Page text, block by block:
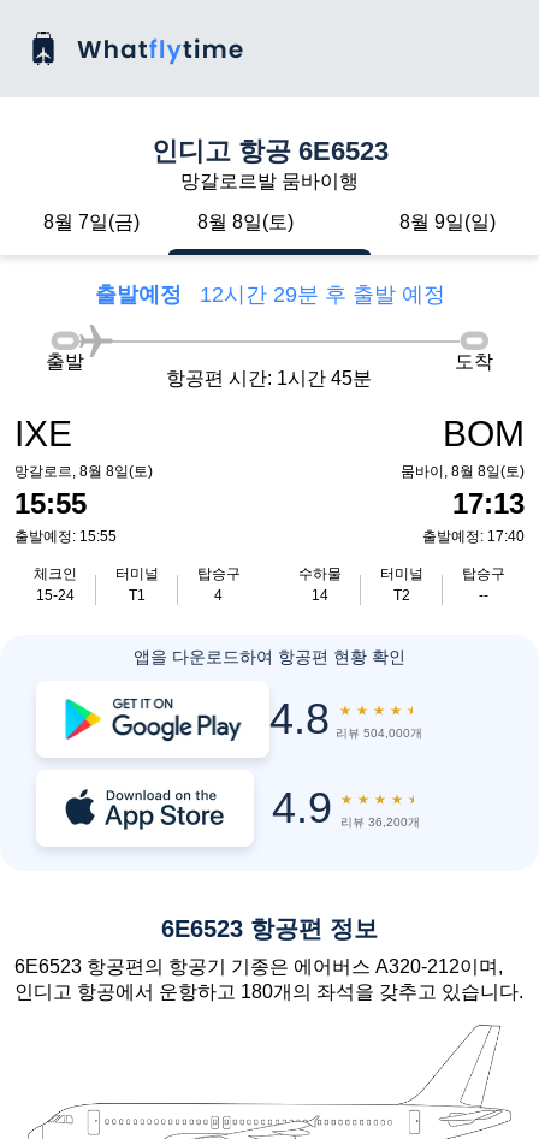
인디고 항공 6E6523
망갈로르발 뭄바이행
8월 7일(금)
8월 8일(토) 8월 9일(일)
출발예정 12시간 29분 후 출발 예정
IXE
망갈로르, 8월 8일(토)
15:55
출발예정: 15:55
체크인
15-24
터미널
T1
탑승구
4
출발
항공편 시간: 1시간 45분
도착
BOM
뭄바이, 8월 8일(토)
17:13
출발예정: 17:40
수하물
14
터미널
T2
탑승구
--
앱을 다운로드하여 항공편 현황 확인
4.8 ★ ★ ★ ★ ★
리뷰 504,000개
4.9 ★ ★ ★ ★ ★
리뷰 36,200개
6E6523 항공편 정보
6E6523 항공편의 항공기 기종은 에어버스 A320-212이며,
인디고 항공에서 운항하고 180개의 좌석을 갖추고 있습니다.